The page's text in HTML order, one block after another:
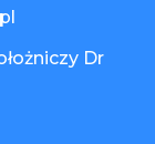
Dr